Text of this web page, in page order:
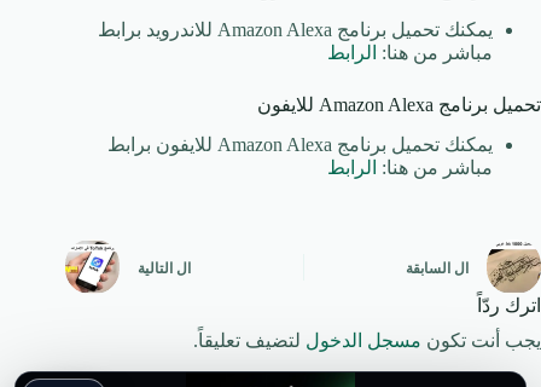
يمكنك تحميل برنامج Amazon Alexa للاندرويد برابط
مباشر من هنا: الرابط
تحميل برنامج Amazon Alexa للايفون
يمكنك تحميل برنامج Amazon Alexa للايفون برابط
مباشر من هنا: الرابط
ال السابقة ال التالية
اترك ردّاً
يجب أنت تكون مسجل الدخول لتضيف تعليقاً.